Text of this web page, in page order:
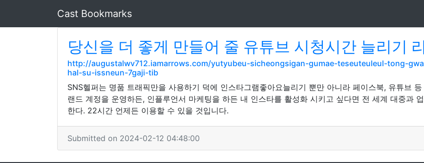
Cast Bookmarks
당신을 더 좋게 만들어 줄 유튜브 시청시간 늘리기
http://augustalwv712.iamarrows.com/yutyubeu-sicheongsigan-gumae-teseuteuleul-tong-
hal-su-issneun-7gaji-tib
SNS헬퍼는 명품 트래픽만을 사용하기 덕에 인스타그램좋아요늘리기 뿐만 아니라 페이스북, 유튜브
랜드 계정을 운영하든, 인플루언서 마케팅을 하든 내 인스타를 활성화 시키고 싶다면 전 세계 대중과
한다. 22시간 언제든 이용할 수 있을 것입니다.
Submitted on 2024-02-12 04:48:00